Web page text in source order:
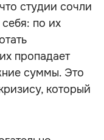
студии сочли
по их
пропадает
суммы. Это
который